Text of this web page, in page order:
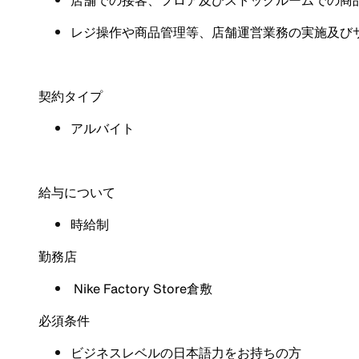
レジ操作や商品管理等、店舗運営業務の実施及び
契約タイプ
アルバイト
給与について
時給制
勤務店
Nike Factory Store倉敷
必須条件
ビジネスレベルの日本語力をお持ちの方